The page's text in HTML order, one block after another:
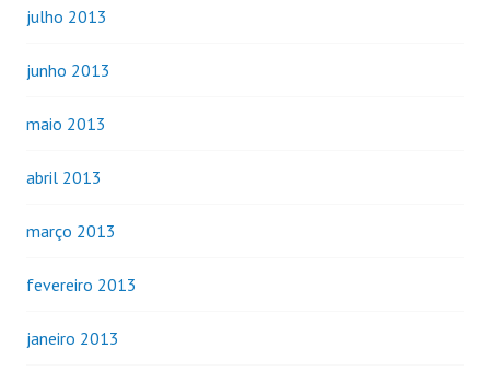
julho 2013
junho 2013
maio 2013
abril 2013
março 2013
fevereiro 2013
janeiro 2013